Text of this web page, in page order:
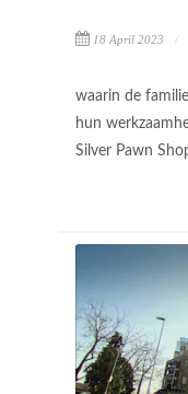
18 April 2023
waarin de
hun
Silver Pawn